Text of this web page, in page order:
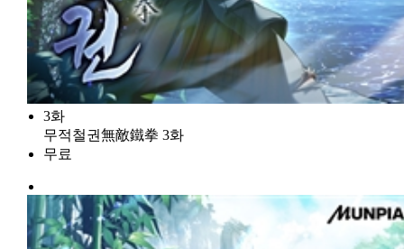
3화
무적철권無敵鐵拳 3화
무료